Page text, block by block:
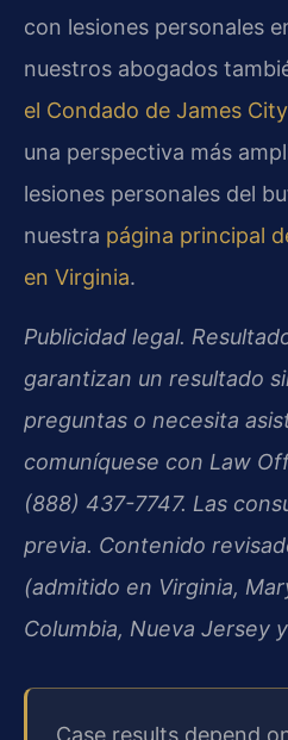
con lesiones personales
nuestros abogados
el Condado de James City
una perspectiva más
lesiones personales del
nuestra página principal
en Virginia.
Publicidad legal.
garantizan un resultado
preguntas o necesita
comuníquese con Law
(888) 437-7747. Las
previa. Contenido
(admitido en Virginia,
Columbia, Nueva Jersey
Case results depend